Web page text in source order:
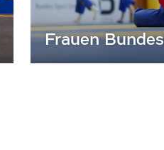
Frauen